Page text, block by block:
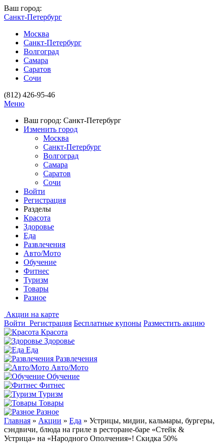
Ваш город:
Санкт-Петербург
Москва
Санкт-Петербург
Волгоград
Самара
Саратов
Сочи
(812) 426-95-46
Меню
Ваш город: Санкт-Петербург
Изменить город
Москва
Санкт-Петербург
Волгоград
Самара
Саратов
Сочи
Войти
Регистрация
Разделы
Красота
Здоровье
Еда
Развлечения
Авто/Мото
Обучение
Фитнес
Туризм
Товары
Разное
Акции на карте
Войти Регистрация Бесплатные купоны Разместить акцию
Красота
Здоровье
Еда
Развлечения
Авто/Мото
Обучение
Фитнес
Туризм
Товары
Разное
Главная » Акции » Еда » Устрицы, мидии, кальмары, бургеры,
сэндвичи, блюда на гриле в ресторане-баре «Стейк &
Устрица» на «Народного Ополчения»! Скидка 50%